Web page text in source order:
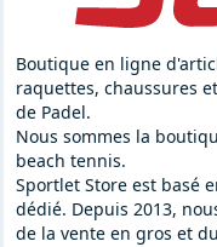
Boutique en ligne
raquettes, chaussures
de Padel.
Nous sommes la
beach tennis.
Sportlet Store est basé
dédié. Depuis 2013,
de la vente en gros et